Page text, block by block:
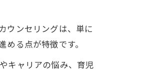
ウンセリングは、単に
る点が特徴です。
キャリアの悩み、育児